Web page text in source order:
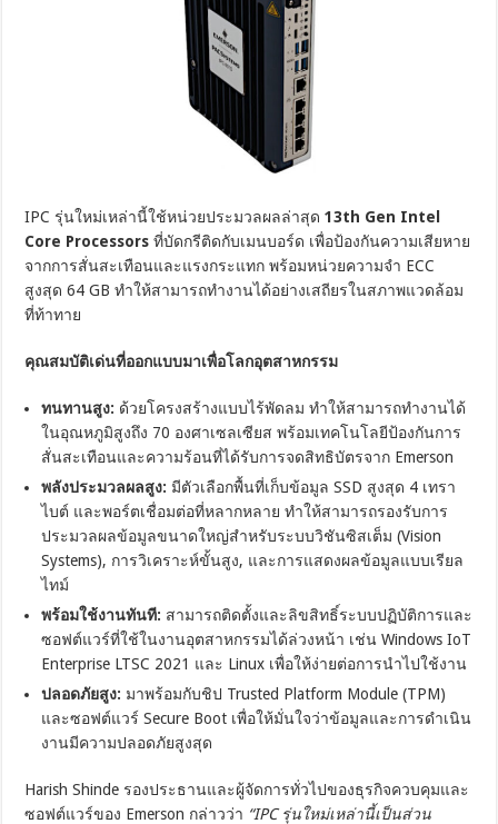
IPC รุ่นใหม่เหล่านี้ใช้หน่วยประมวลผลล่าสุด13th Gen Intel
Core Processors ที่บัดกรีติดกับเมนบอร์ด เพื่อป้องกันความเสียหาย
จากการสั่นสะเทือนและแรงกระแทก พร้อมหน่วยความจำ ECC
สูงสุด 64 GB ทำให้สามารถทำงานได้อย่างเสถียรในสภาพแวดล้อม
ที่ท้าทาย
คุณสมบัติเด่นที่ออกแบบมาเพื่อโลกอุตสาหกรรม
ทนทานสูง: ด้วยโครงสร้างแบบไร้พัดลม ทำให้สามารถทำงานได้
ในอุณหภูมิสูงถึง 70 องศาเซลเซียส พร้อมเทคโนโลยีป้องกันการ
สั่นสะเทือนและความร้อนที่ได้รับการจดสิทธิบัตรจาก Emerson
พลังประมวลผลสูง: มีตัวเลือกพื้นที่เก็บข้อมูล SSD สูงสุด 4 เทรา
ไบต์ และพอร์ตเชื่อมต่อที่หลากหลาย ทำให้สามารถรองรับการ
ประมวลผลข้อมูลขนาดใหญ่สำหรับระบบวิชันซิสเต็ม (Vision
Systems), การวิเคราะห์ขั้นสูง, และการแสดงผลข้อมูลแบบเรียล
ไทม์
พร้อมใช้งานทันที: สามารถติดตั้งและลิขสิทธิ์ระบบปฏิบัติการและ
ซอฟต์แวร์ที่ใช้ในงานอุตสาหกรรมได้ล่วงหน้า เช่น Windows IoT
Enterprise LTSC 2021 และ Linux เพื่อให้ง่ายต่อการนำไปใช้งาน
ปลอดภัยสูง: มาพร้อมกับชิป Trusted Platform Module (TPM)
และซอฟต์แวร์ Secure Boot เพื่อให้มั่นใจว่าข้อมูลและการดำเนิน
งานมีความปลอดภัยสูงสุด
Harish Shinde รองประธานและผู้จัดการทั่วไปของธุรกิจควบคุมและ
ซอฟต์แวร์ของ Emerson กล่าวว่า “IPC รุ่นใหม่เหล่านี้เป็นส่วน